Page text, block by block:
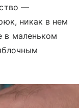
—
никак в нем
в маленьком